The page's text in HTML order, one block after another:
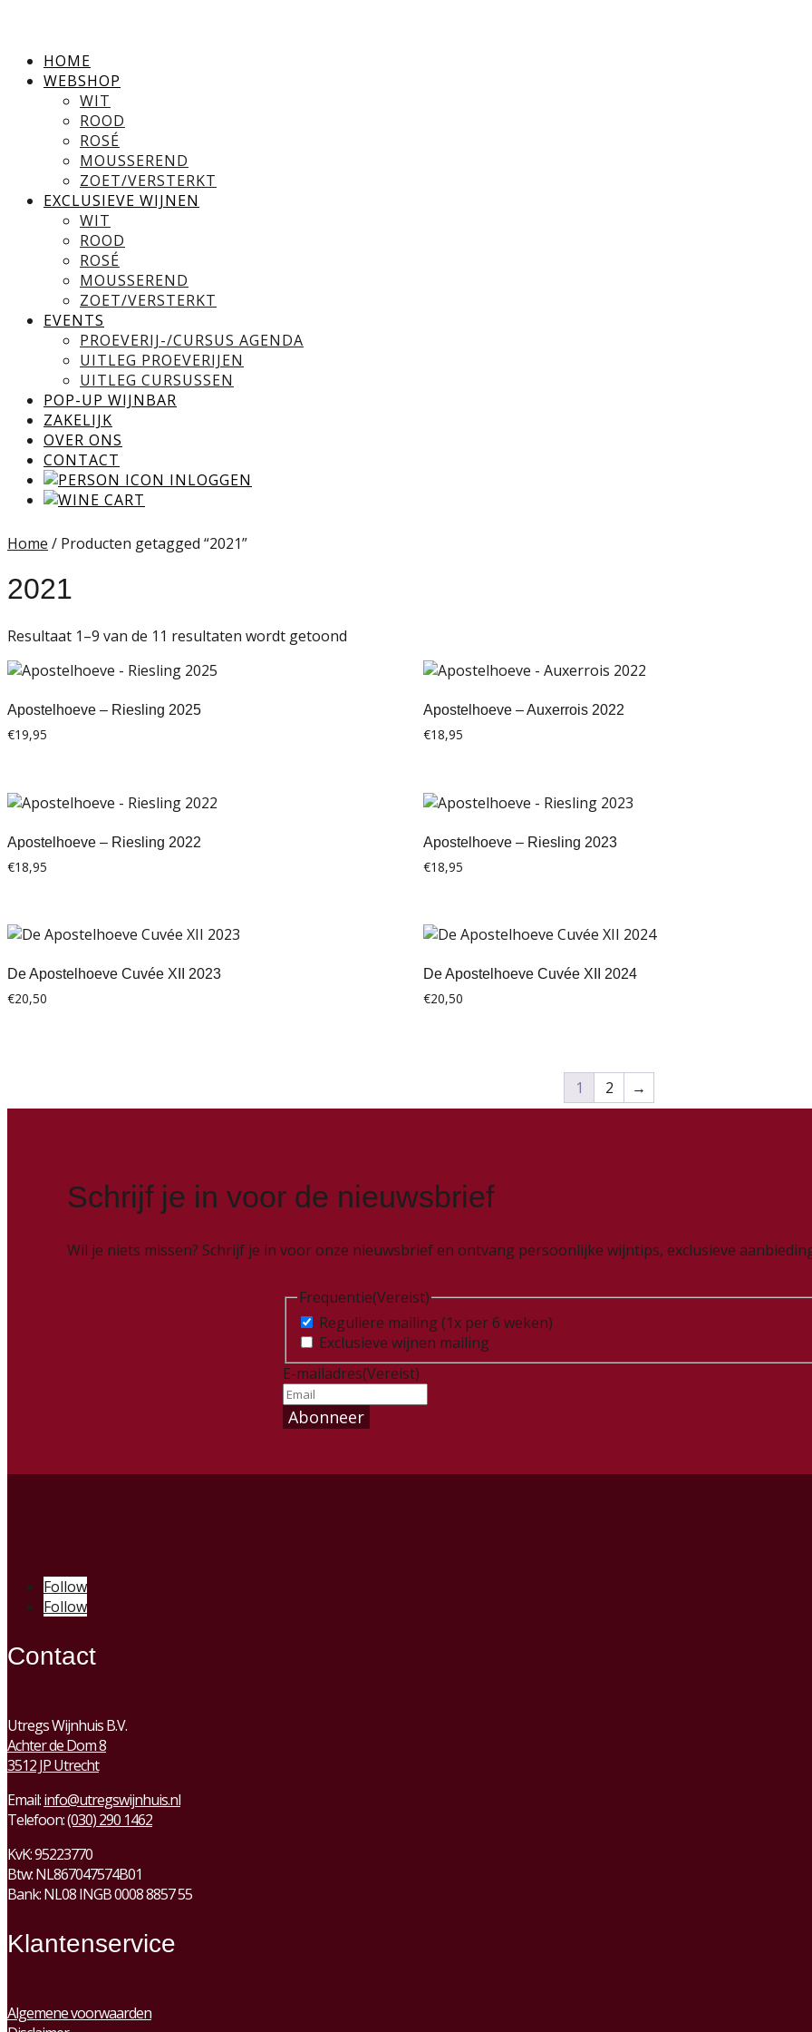
HOME
WEBSHOP
WIT
ROOD
ROSÉ
MOUSSEREND
ZOET/VERSTERKT
EXCLUSIEVE WIJNEN
WIT
ROOD
ROSÉ
MOUSSEREND
ZOET/VERSTERKT
EVENTS
PROEVERIJ-/CURSUS AGENDA
UITLEG PROEVERIJEN
UITLEG CURSUSSEN
POP-UP WIJNBAR
ZAKELIJK
OVER ONS
CONTACT
INLOGGEN
Home / Producten getagged “2021”
2021
Resultaat 1–9 van de 11 resultaten wordt getoond
Apostelhoeve – Riesling 2025
€19,95
Apostelhoeve – Auxerrois 2022
€18,95
Apostelhoeve – Riesling 2022
€18,95
Apostelhoeve – Riesling 2023
€18,95
De Apostelhoeve Cuvée XII 2023
€20,50
De Apostelhoeve Cuvée XII 2024
€20,50
1 2 →
Schrijf je in voor de nieuwsbrief
Wil je niets missen? Schrijf je in voor onze nieuwsbrief en ontvang persoonlijke wijntips, exclusieve
Frequentie(Vereist)
Reguliere mailing (1x per 6 weken)
Exclusieve wijnen mailing
E-mailadres(Vereist)
Follow
Follow
Contact
Utregs Wijnhuis B.V.
Achter de Dom 8
3512 JP Utrecht
Email:info@utregswijnhuis.nl
Telefoon:(030) 290 1462
KvK:95223770
Btw:NL867047574B01
Bank: NL08 INGB 0008 8857 55
Klantenservice
Algemene voorwaarden